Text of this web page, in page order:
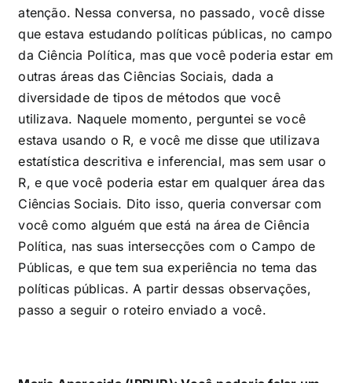
atenção. Nessa conversa, no passado, você disse
que estava estudando políticas públicas, no campo
da Ciência Política, mas que você poderia estar em
outras áreas das Ciências Sociais, dada a
diversidade de tipos de métodos que você
utilizava. Naquele momento, perguntei se você
estava usando o R, e você me disse que utilizava
estatística descritiva e inferencial, mas sem usar o
R, e que você poderia estar em qualquer área das
Ciências Sociais. Dito isso, queria conversar com
você como alguém que está na área de Ciência
Política, nas suas intersecções com o Campo de
Públicas, e que tem sua experiência no tema das
políticas públicas. A partir dessas observações,
passo a seguir o roteiro enviado a você.